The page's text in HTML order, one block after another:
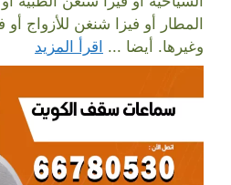
المطار أو فيزا شنغن للأزواج أو
وغيرها. أيضا ... اقرأ المزيد